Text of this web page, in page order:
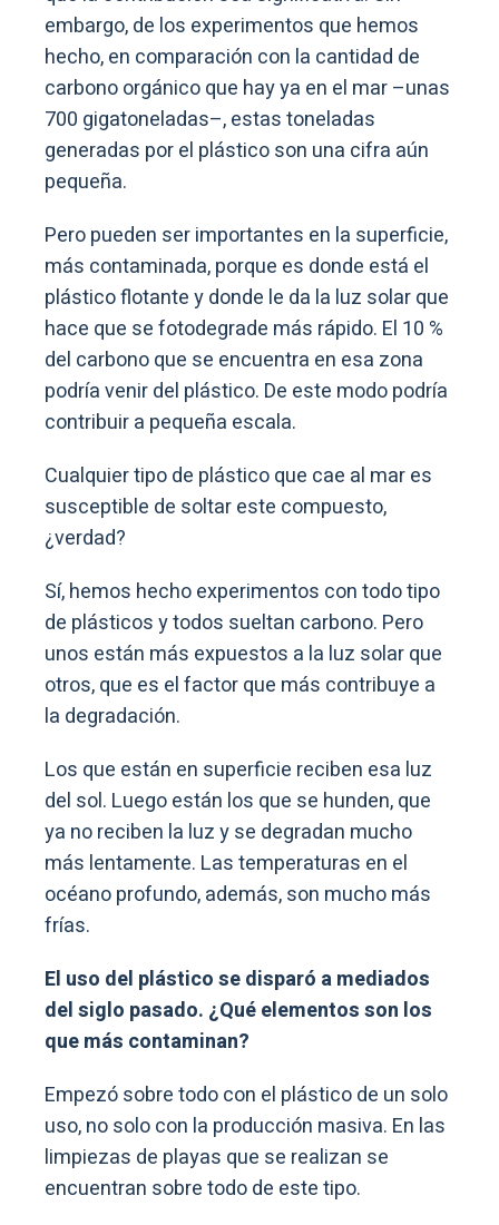
embargo, de los experimentos que hemos
hecho, en comparación con la cantidad de
carbono orgánico que hay ya en el mar –unas
700 gigatoneladas–, estas toneladas
generadas por el plástico son una cifra aún
pequeña.
Pero pueden ser importantes en la superficie,
más contaminada, porque es donde está el
plástico flotante y donde le da la luz solar que
hace que se fotodegrade más rápido. El 10 %
del carbono que se encuentra en esa zona
podría venir del plástico. De este modo podría
contribuir a pequeña escala.
Cualquier tipo de plástico que cae al mar es
susceptible de soltar este compuesto,
¿verdad?
Sí, hemos hecho experimentos con todo tipo
de plásticos y todos sueltan carbono. Pero
unos están más expuestos a la luz solar que
otros, que es el factor que más contribuye a
la degradación.
Los que están en superficie reciben esa luz
del sol. Luego están los que se hunden, que
ya no reciben la luz y se degradan mucho
más lentamente. Las temperaturas en el
océano profundo, además, son mucho más
frías.
El uso del plástico se disparó a mediados
del siglo pasado. ¿Qué elementos son los
que más contaminan?
Empezó sobre todo con el plástico de un solo
uso, no solo con la producción masiva. En las
limpiezas de playas que se realizan se
encuentran sobre todo de este tipo.